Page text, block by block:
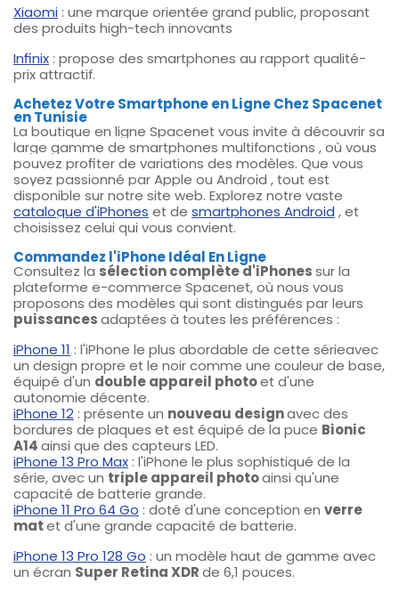
Xiaomi : une marque orientée grand public, proposant
des produits high-tech innovants
Infinix : propose des smartphones au rapport qualité-
prix attractif.
Achetez Votre Smartphone en Ligne Chez Spacenet
en Tunisie
La boutique en ligne Spacenet vous invite à découvrir sa
large gamme de smartphones multifonctions , où vous
pouvez profiter de variations des modèles. Que vous
soyez passionné parApple ou Android , tout est
disponible sur notre site web. Explorez notre vaste
catalogue d'iPhones et de smartphones Android , et
choisissez celui qui vous convient.
Commandez l'iPhone Idéal En Ligne
Consultez la sélection complète d'iPhonessur la
plateforme e-commerce Spacenet, où nous vous
proposons des modèles qui sont distingués par leurs
puissancesadaptées à toutes les préférences :
iPhone 11 : l'iPhone le plus abordable de cette sérieavec
un design propre et le noir comme une couleur de base,
équipé d'un double appareil photoet d'une
autonomie décente.
iPhone 12 : présente un nouveau designavec des
bordures de plaques et est équipé de la puce Bionic
A14ainsi que des capteurs LED.
iPhone 13 Pro Max : l'iPhone le plus sophistiqué de la
série, avec un triple appareil photoainsi qu'une
capacité de batterie grande.
iPhone 11 Pro 64 Go : doté d'une conception en verre
matet d'une grande capacité de batterie.
iPhone 13 Pro 128 Go : un modèle haut de gamme avec
un écran Super Retina XDRde 6,1 pouces.